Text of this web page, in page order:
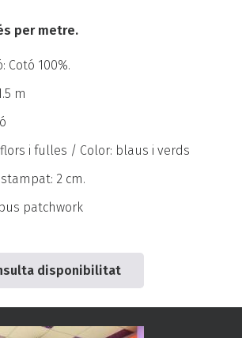
per metre.
Cotó 100%.
m
i fulles / Color: blaus i verds
2 cm.
patchwork
disponibilitat